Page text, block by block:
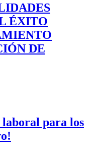
ÉXITO
DE
laboral para los